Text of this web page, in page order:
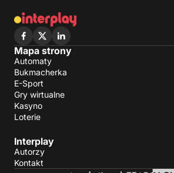
Mapa strony
Automaty
Bukmacherka
E-Sport
Gry wirtualne
Kasyno
Loterie
Interplay
Autorzy
Kontakt